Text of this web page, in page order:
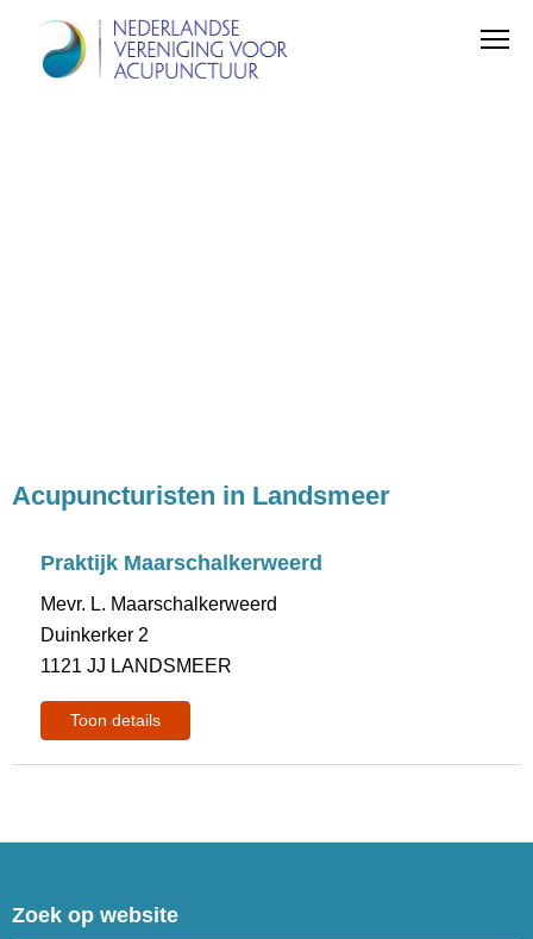
Acupuncturisten in Landsmeer
Praktijk Maarschalkerweerd
Mevr. L. Maarschalkerweerd
Duinkerker 2
1121 JJ LANDSMEER
Toon details
Zoek op website